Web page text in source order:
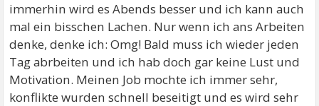
immerhin wird es Abends besser und ich kann auch
mal ein bisschen Lachen. Nur wenn ich ans Arbeiten
denke, denke ich: Omg! Bald muss ich wieder jeden
Tag abrbeiten und ich hab doch gar keine Lust und
Motivation. Meinen Job mochte ich immer sehr,
konflikte wurden schnell beseitigt und es wird sehr